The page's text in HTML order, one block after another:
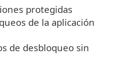
protegidas
de la aplicación
de desbloqueo sin